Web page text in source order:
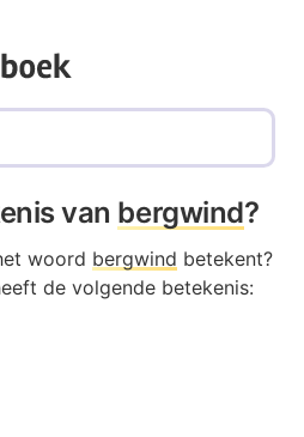
van bergwind?
woord bergwind betekent?
de volgende betekenis: